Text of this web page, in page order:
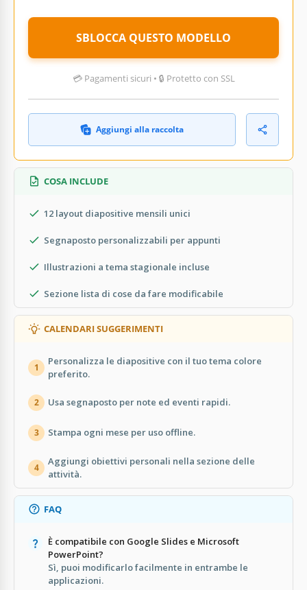
SBLOCCA QUESTO MODELLO
💳 Pagamenti sicuri • 🔒 Protetto con SSL
Aggiungi alla raccolta
COSA INCLUDE
12 layout diapositive mensili unici
Segnaposto personalizzabili per appunti
Illustrazioni a tema stagionale incluse
Sezione lista di cose da fare modificabile
CALENDARI SUGGERIMENTI
1
Personalizza le diapositive con il tuo tema colore
preferito.
2 Usa segnaposto per note ed eventi rapidi.
3 Stampa ogni mese per uso offline.
4
Aggiungi obiettivi personali nella sezione delle
attività.
FAQ
È compatibile con Google Slides e Microsoft
PowerPoint?
Sì, puoi modificarlo facilmente in entrambe le
applicazioni.